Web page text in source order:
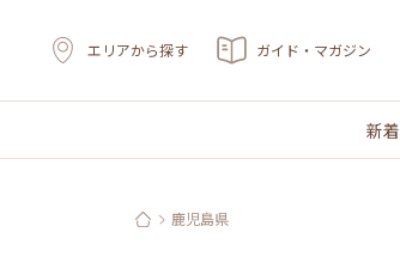
エリアから探す ガイド・マガジン
新着
鹿児島県